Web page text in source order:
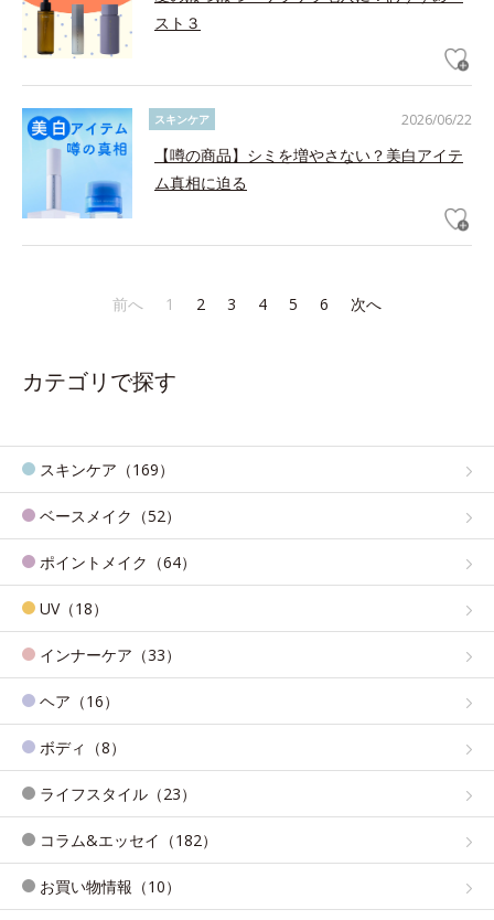
スト３
2026/06/22
スキンケア
【噂の商品】シミを増やさない？美白アイテ
ム真相に迫る
前へ 1 2 3 4 5 6 次へ
カテゴリで探す
スキンケア（169）
ベースメイク（52）
ポイントメイク（64）
UV（18）
インナーケア（33）
ヘア（16）
ボディ（8）
ライフスタイル（23）
コラム&エッセイ（182）
お買い物情報（10）